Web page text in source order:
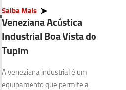
Saiba Mais
Veneziana Acústica
Industrial Boa Vista do
Tupim
A veneziana industrial é um
equipamento que permite a